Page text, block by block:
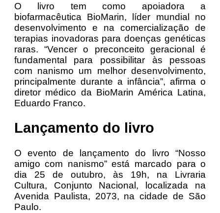
O livro tem como apoiadora a
biofarmacêutica BioMarin, líder mundial no
desenvolvimento e na comercialização de
terapias inovadoras para doenças genéticas
raras. “Vencer o preconceito geracional é
fundamental para possibilitar às pessoas
com nanismo um melhor desenvolvimento,
principalmente durante a infância”, afirma o
diretor médico da BioMarin América Latina,
Eduardo Franco.
Lançamento do livro
O evento de lançamento do livro “Nosso
amigo com nanismo” está marcado para o
dia 25 de outubro, às 19h, na Livraria
Cultura, Conjunto Nacional, localizada na
Avenida Paulista, 2073, na cidade de São
Paulo.